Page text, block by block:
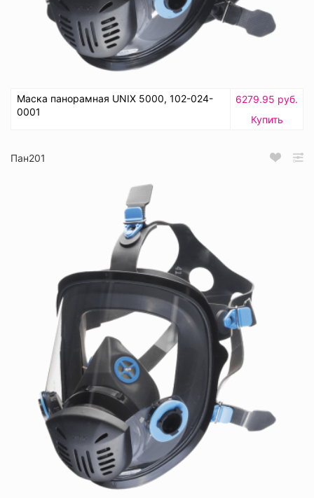
Маска панорамная UNIX 5000, 102-024-
0001
6279.95 руб.
Купить
Пан201